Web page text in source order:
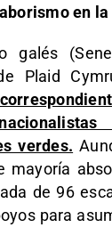
en
galés
Plaid
verdes.
mayoría
de 96
para